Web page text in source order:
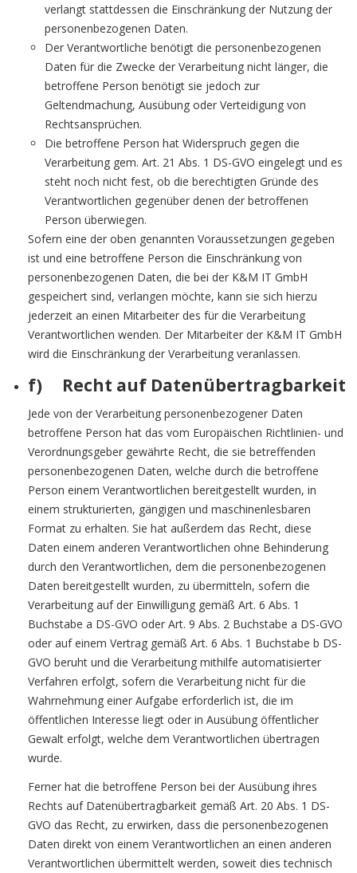
verlangt stattdessen die Einschränkung der Nutzung der
personenbezogenen Daten.
Der Verantwortliche benötigt die personenbezogenen
Daten für die Zwecke der Verarbeitung nicht länger, die
betroffene Person benötigt sie jedoch zur
Geltendmachung, Ausübung oder Verteidigung von
Rechtsansprüchen.
Die betroffene Person hat Widerspruch gegen die
Verarbeitung gem. Art. 21 Abs. 1 DS-GVO eingelegt und es
steht noch nicht fest, ob die berechtigten Gründe des
Verantwortlichen gegenüber denen der betroffenen
Person überwiegen.
Sofern eine der oben genannten Voraussetzungen gegeben
ist und eine betroffene Person die Einschränkung von
personenbezogenen Daten, die bei der K&M IT GmbH
gespeichert sind, verlangen möchte, kann sie sich hierzu
jederzeit an einen Mitarbeiter des für die Verarbeitung
Verantwortlichen wenden. Der Mitarbeiter der K&M IT GmbH
wird die Einschränkung der Verarbeitung veranlassen.
f) Recht auf Datenübertragbarkeit
Jede von der Verarbeitung personenbezogener Daten
betroffene Person hat das vom Europäischen Richtlinien- und
Verordnungsgeber gewährte Recht, die sie betreffenden
personenbezogenen Daten, welche durch die betroffene
Person einem Verantwortlichen bereitgestellt wurden, in
einem strukturierten, gängigen und maschinenlesbaren
Format zu erhalten. Sie hat außerdem das Recht, diese
Daten einem anderen Verantwortlichen ohne Behinderung
durch den Verantwortlichen, dem die personenbezogenen
Daten bereitgestellt wurden, zu übermitteln, sofern die
Verarbeitung auf der Einwilligung gemäß Art. 6 Abs. 1
Buchstabe a DS-GVO oder Art. 9 Abs. 2 Buchstabe a DS-GVO
oder auf einem Vertrag gemäß Art. 6 Abs. 1 Buchstabe b DS-
GVO beruht und die Verarbeitung mithilfe automatisierter
Verfahren erfolgt, sofern die Verarbeitung nicht für die
Wahrnehmung einer Aufgabe erforderlich ist, die im
öffentlichen Interesse liegt oder in Ausübung öffentlicher
Gewalt erfolgt, welche dem Verantwortlichen übertragen
wurde.
Ferner hat die betroffene Person bei der Ausübung ihres
Rechts auf Datenübertragbarkeit gemäß Art. 20 Abs. 1 DS-
GVO das Recht, zu erwirken, dass die personenbezogenen
Daten direkt von einem Verantwortlichen an einen anderen
Verantwortlichen übermittelt werden, soweit dies technisch